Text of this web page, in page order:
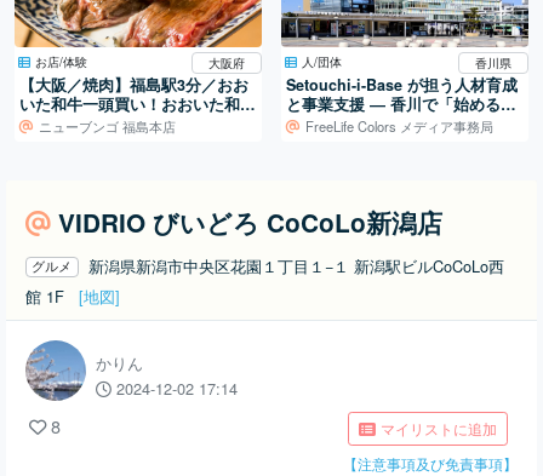
お店/体験 大阪府
【大阪／焼肉】福島駅3分／おお
いた和牛一頭買い！おおいた和牛
専門焼肉店。
ニューブンゴ 福島本店
人/団体 香川県
Setouchi-i-Base が担う人材育成
と事業支援 ― 香川で「始める」
を支える拠点
FreeLife Colors メディア事務局
VIDRIO びいどろ CoCoLo新潟店
グルメ
新潟県新潟市中央区花園１丁目１−１ 新潟駅ビルCoCoLo西
館 1F
[地図]
かりん
2024-12-02 17:14
8
マイリストに追加
【注意事項及び免責事項】